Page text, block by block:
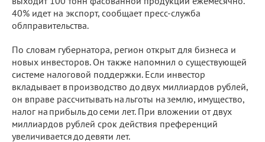
40% идет на экспорт, сообщает пресс-служба
облправительства.
По словам губернатора, регион открыт для бизнеса и
новых инвесторов. Он также напомнил о существующей
системе налоговой поддержки. Если инвестор
вкладывает в производство до двух миллиардов рублей,
он вправе рассчитывать на льготы на землю, имущество,
налог на прибыль до семи лет. При вложении от двух
миллиардов рублей срок действия преференций
увеличивается до девяти лет.